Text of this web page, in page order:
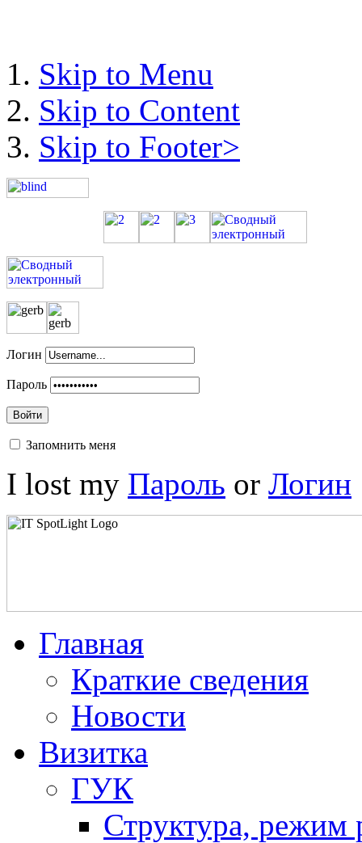
Skip to Menu
Skip to Content
Skip to Footer>
Логин
Пароль
Войти
Запомнить меня
I lost my Пароль or Логин
Главная
Краткие сведения
Новости
Визитка
ГУК
Структура, режим